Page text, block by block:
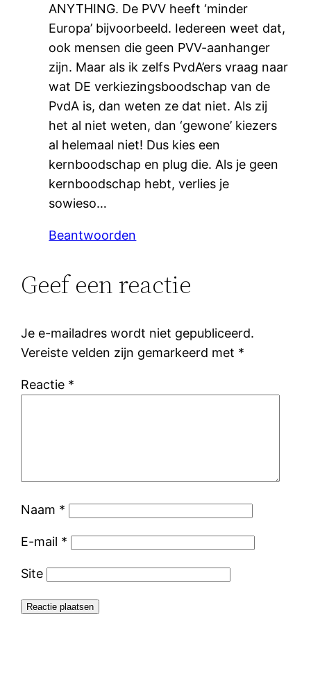
ANYTHING. De PVV heeft ‘minder
Europa’ bijvoorbeeld. Iedereen weet dat,
ook mensen die geen PVV-aanhanger
zijn. Maar als ik zelfs PvdA’ers vraag naar
wat DE verkiezingsboodschap van de
PvdA is, dan weten ze dat niet. Als zij
het al niet weten, dan ‘gewone’ kiezers
al helemaal niet! Dus kies een
kernboodschap en plug die. Als je geen
kernboodschap hebt, verlies je
sowieso…
Beantwoorden
Geef een reactie
Je e-mailadres wordt niet gepubliceerd.
Vereiste velden zijn gemarkeerd met *
Reactie *
Naam *
E-mail *
Site